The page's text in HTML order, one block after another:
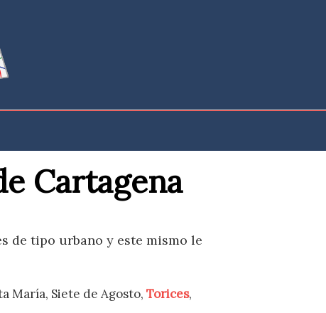
Cartagena
de tipo urbano y este mismo le
María, Siete de Agosto, Torices,